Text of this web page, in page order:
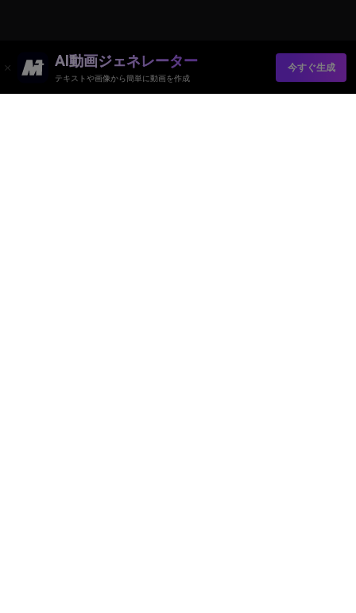
Remove Objects from Video & Photo
AI動画ジェネレーター
テキストや画像から簡単に動画を作成
今すぐ生成